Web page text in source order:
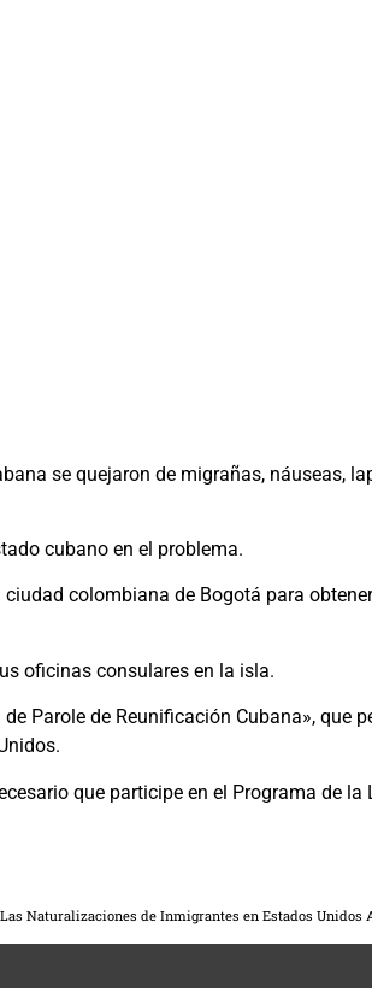
se quejaron de migrañas, náuseas,
cubano en el problema.
colombiana de Bogotá para
oficinas consulares en la isla.
Parole de Reunificación Cubana», que
que participe en el Programa de la
Las Naturalizaciones de Inmigrantes en Estados Unidos